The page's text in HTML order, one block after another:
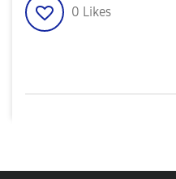
0 Likes